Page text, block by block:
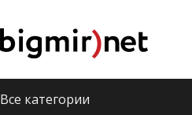
Все категории